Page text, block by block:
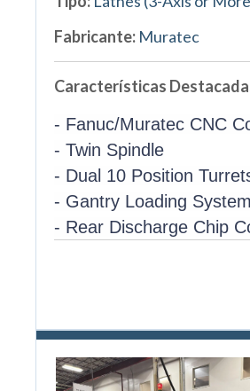
Fabricante: Muratec
Características
- Fanuc/Muratec CNC
- Twin Spindle
- Dual 10 Position
- Gantry Loading System
- Rear Discharge Chip